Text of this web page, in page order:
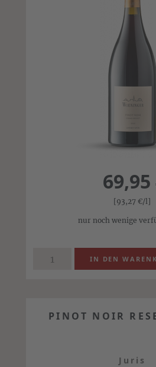
69,95
[93,27€/l]
nur noch wenige
PINOT NOIR
Juris